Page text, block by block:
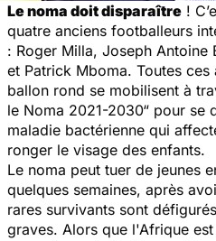
Le noma doit disparaître !
quatre anciens footballeurs
: Roger Milla, Joseph Antoine
et Patrick Mboma. Toutes ces
ballon rond se mobilisent à
le Noma 2021-2030“ pour se
maladie bactérienne qui
ronger le visage des enfants.
Le noma peut tuer de jeunes
quelques semaines, après
rares survivants sont
graves. Alors que l'Afrique